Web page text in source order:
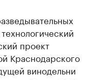
проект
Краснодарского
винодельни